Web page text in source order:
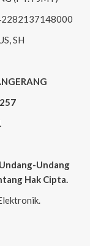
SH
Undang-Undang
Hak Cipta.